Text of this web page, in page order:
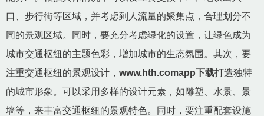
口、步行街等区域，并考虑到人流量的聚集点，合理划分不
同的景观区域。同时，要充分考虑绿化的设置，让绿色成为
城市交通枢纽的主题色彩，增加城市的生态氛围。其次，要
注重交通枢纽的景观设计， www.hth.comapp下载打造独特
的城市形象。可以采用多样的设计元素，如雕塑、水景、景
墙等，来丰富交通枢纽的景观特色。同时，要注重配套设施